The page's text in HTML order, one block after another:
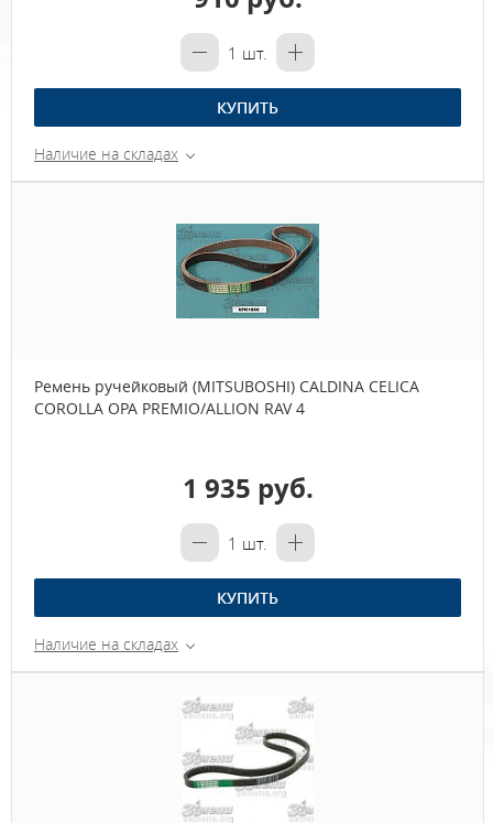
1 шт.
КУПИТЬ
Наличие на складах
Ремень ручейковый (MITSUBOSHI) CALDINA CELICA
COROLLA OPA PREMIO/ALLION RAV 4
1 935 руб.
1 шт.
КУПИТЬ
Наличие на складах